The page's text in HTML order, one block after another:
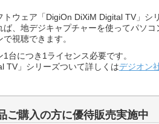
トウェア「DigiOn DiXiM Digital TV」シ
ば、地デジキャプチャーを使ってパソ
視聴できます。
台につき1ライセンス必要です。
TV」シリーズついて詳しくはデジオン
ご購入の方に優待販売実施中